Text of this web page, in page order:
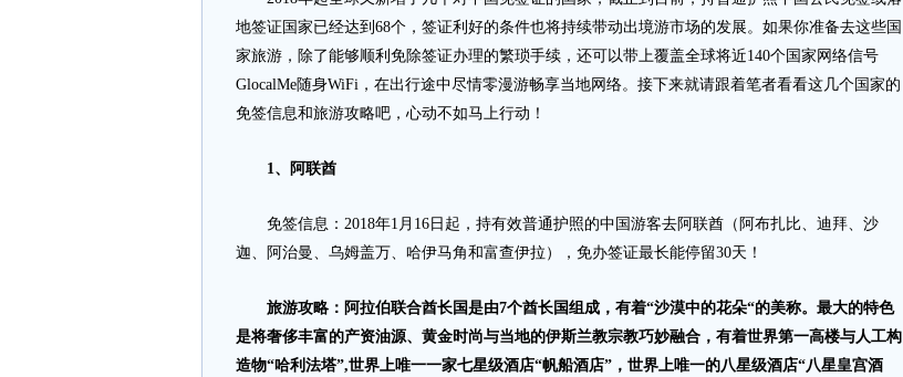
地签证国家已经达到68个，签证利好的条件也将持续带动出境游市场的发展。如果你准备去这些国
家旅游，除了能够顺利免除签证办理的繁琐手续，还可以带上覆盖全球将近140个国家网络信号
GlocalMe随身WiFi，在出行途中尽情零漫游畅享当地网络。接下来就请跟着笔者看看这几个国家的
免签信息和旅游攻略吧，心动不如马上行动！
1、阿联酋
免签信息：2018年1月16日起，持有效普通护照的中国游客去阿联酋（阿布扎比、迪拜、沙
迦、阿治曼、乌姆盖万、哈伊马角和富查伊拉），免办签证最长能停留30天！
旅游攻略：阿拉伯联合酋长国是由7个酋长国组成，有着“沙漠中的花朵“的美称。最大的特色
是将奢侈丰富的产资油源、黄金时尚与当地的伊斯兰教宗教巧妙融合，有着世界第一高楼与人工构
造物“哈利法塔”,世界上唯一一家七星级酒店“帆船酒店”，世界上唯一的八星级酒店“八星皇宫酒